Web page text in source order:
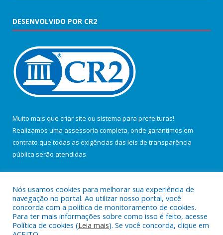
DESENVOLVIDO POR CR2
Muito mais que criar site ou sistema para prefeituras!
Realizamos uma assessoria completa, onde garantimos em
contrato que todas as exigências das leis de transparência
pública serão atendidas.
Todos os direitos reservados a Câmara Municipal de Salvaterra.
Nós usamos cookies para melhorar sua experiência de
navegação no portal. Ao utilizar nosso portal, você
concorda com a política de monitoramento de cookies.
Para ter mais informações sobre como isso é feito, acesse
Política de cookies (Leia mais). Se você concorda, clique em